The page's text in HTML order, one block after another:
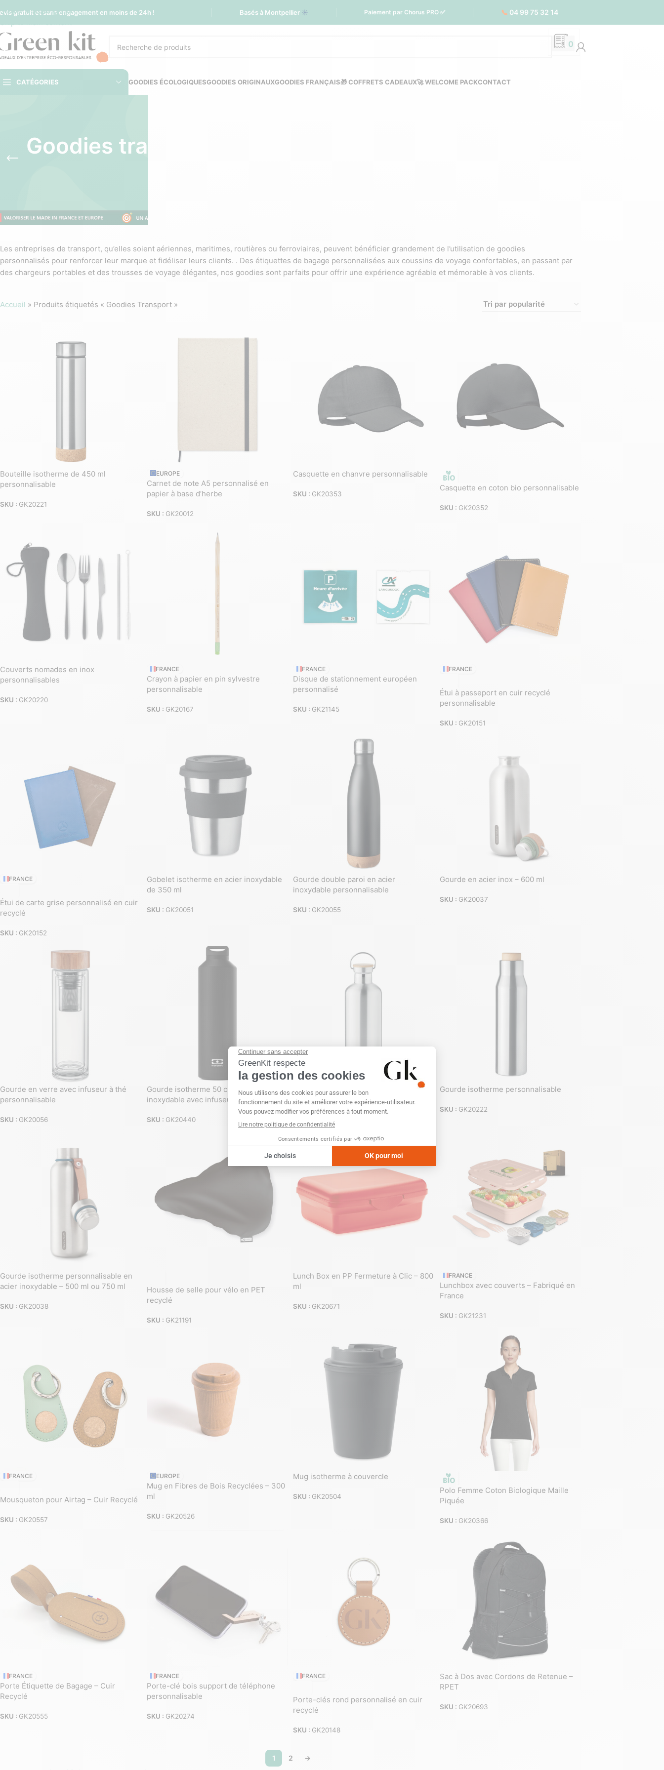
Sauter à la navigation
Skip to main content
gratuit et sans engagement en moins de 24h ! Basés à Montpellier ☀️ Paiement par Chorus PRO ✅ 📞 04 99 75 32 14
0
CATÉGORIES GOODIES ÉCOLOGIQUESGOODIES ORIGINAUXGOODIES FRANÇAIS🎁 COFFRETS CADEAUX🚀 WELCOME PACKCONTACT
Goodies transport personnalisés pour entreprises du
Les entreprises de transport, qu’elles soient aériennes, maritimes, routières ou ferroviaires, peuvent bénéficier grandement de l’utilisation de goodies
personnalisés pour renforcer leur marque et fidéliser leurs clients. . Des étiquettes de bagage personnalisées aux coussins de voyage confortables, en passant par
des chargeurs portables et des trousses de voyage élégantes, nos goodies sont parfaits pour offrir une expérience agréable et mémorable à vos clients.
Accueil » Produits étiquetés « Goodies Transport »
Bouteille isotherme de 450 ml
personnalisable
SKU : GK20221
EUROPE
Carnet de note A5 personnalisé en
papier à base d’herbe
SKU : GK20012
Casquette en chanvre personnalisable
SKU : GK20353
Casquette en coton bio personnalisable
SKU : GK20352
Couverts nomades en inox
personnalisables
SKU : GK20220
FRANCE
Crayon à papier en pin sylvestre
personnalisable
SKU : GK20167
FRANCE
Disque de stationnement européen
personnalisé
SKU : GK21145
FRANCE
Étui à passeport en cuir recyclé
personnalisable
SKU : GK20151
FRANCE
Étui de carte grise personnalisé en cuir
recyclé
SKU : GK20152
Gobelet isotherme en acier inoxydable
de 350 ml
SKU : GK20051
Gourde double paroi en acier
inoxydable personnalisable
SKU : GK20055
Gourde en acier inox – 600 ml
SKU : GK20037
Gourde en verre avec infuseur à thé
personnalisable
SKU : GK20056
Gourde isotherme 50 cl en acier
inoxydable avec infuseur
SKU : GK20440
Gourde Isotherme en Acier Inoxydable –
1,5L
GK20636
Gourde isotherme personnalisable
SKU : GK20222
Gourde isotherme personnalisable en
acier inoxydable – 500 ml ou 750 ml
SKU : GK20038
Housse de selle pour vélo en PET
recyclé
SKU : GK21191
Lunch Box en PP Fermeture à Clic – 800
ml
SKU : GK20671
FRANCE
Lunchbox avec couverts – Fabriqué en
France
SKU : GK21231
FRANCE
Mousqueton pour Airtag – Cuir Recyclé
SKU : GK20557
EUROPE
Mug en Fibres de Bois Recyclées – 300
ml
SKU : GK20526
Mug isotherme à couvercle
SKU : GK20504
Polo Femme Coton Biologique Maille
Piquée
SKU : GK20366
FRANCE
Porte Étiquette de Bagage – Cuir
Recyclé
SKU : GK20555
FRANCE
Porte-clé bois support de téléphone
personnalisable
SKU : GK20274
FRANCE
Porte-clés rond personnalisé en cuir
recyclé
SKU : GK20148
Sac à Dos avec Cordons de Retenue –
RPET
SKU : GK20693
1 2 →